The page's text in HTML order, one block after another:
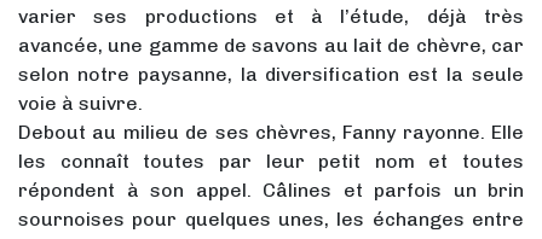
varier ses productions et à l’étude, déjà très
avancée, une gamme de savons au lait de chèvre, car
selon notre paysanne, la diversification est la seule
voie à suivre.
Debout au milieu de ses chèvres, Fanny rayonne. Elle
les connaît toutes par leur petit nom et toutes
répondent à son appel. Câlines et parfois un brin
sournoises pour quelques unes, les échanges entre